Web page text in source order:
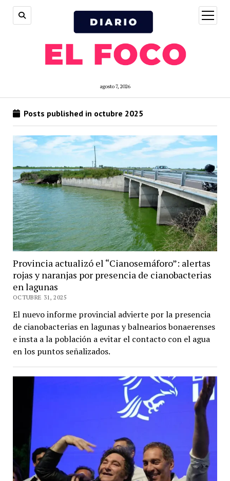
agosto 7, 2026
open
menu
Posts published in octubre 2025
Provincia actualizó el “Cianosemáforo”: alertas
rojas y naranjas por presencia de cianobacterias
en lagunas
OCTUBRE 31, 2025
El nuevo informe provincial advierte por la presencia
de cianobacterias en lagunas y balnearios bonaerenses
e insta a la población a evitar el contacto con el agua
en los puntos señalizados.